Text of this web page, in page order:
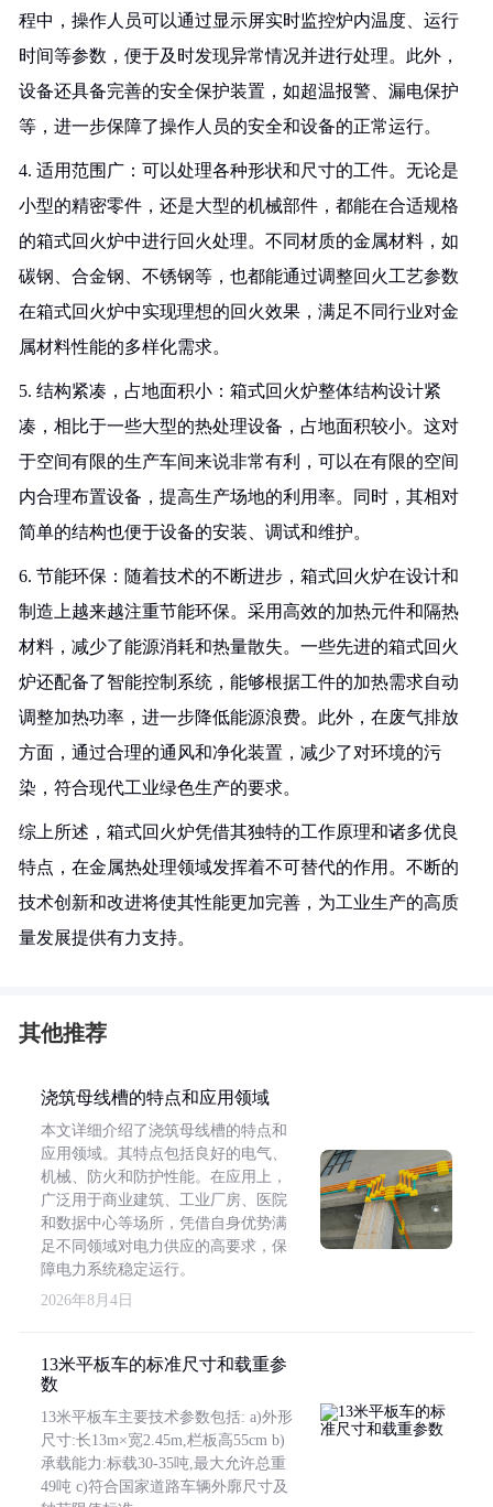
程中，操作人员可以通过显示屏实时监控炉内温度、运行
时间等参数，便于及时发现异常情况并进行处理。此外，
设备还具备完善的安全保护装置，如超温报警、漏电保护
等，进一步保障了操作人员的安全和设备的正常运行。
4. 适用范围广：可以处理各种形状和尺寸的工件。无论是
小型的精密零件，还是大型的机械部件，都能在合适规格
的箱式回火炉中进行回火处理。不同材质的金属材料，如
碳钢、合金钢、不锈钢等，也都能通过调整回火工艺参数
在箱式回火炉中实现理想的回火效果，满足不同行业对金
属材料性能的多样化需求。
5. 结构紧凑，占地面积小：箱式回火炉整体结构设计紧
凑，相比于一些大型的热处理设备，占地面积较小。这对
于空间有限的生产车间来说非常有利，可以在有限的空间
内合理布置设备，提高生产场地的利用率。同时，其相对
简单的结构也便于设备的安装、调试和维护。
6. 节能环保：随着技术的不断进步，箱式回火炉在设计和
制造上越来越注重节能环保。采用高效的加热元件和隔热
材料，减少了能源消耗和热量散失。一些先进的箱式回火
炉还配备了智能控制系统，能够根据工件的加热需求自动
调整加热功率，进一步降低能源浪费。此外，在废气排放
方面，通过合理的通风和净化装置，减少了对环境的污
染，符合现代工业绿色生产的要求。
综上所述，箱式回火炉凭借其独特的工作原理和诸多优良
特点，在金属热处理领域发挥着不可替代的作用。不断的
技术创新和改进将使其性能更加完善，为工业生产的高质
量发展提供有力支持。
其他推荐
浇筑母线槽的特点和应用领域
本文详细介绍了浇筑母线槽的特点和
应用领域。其特点包括良好的电气、
机械、防火和防护性能。在应用上，
广泛用于商业建筑、工业厂房、医院
和数据中心等场所，凭借自身优势满
足不同领域对电力供应的高要求，保
障电力系统稳定运行。
2026年8月4日
13米平板车的标准尺寸和载重参
数
13米平板车主要技术参数包括: a)外形
尺寸:长13m×宽2.45m,栏板高55cm b)
承载能力:标载30-35吨,最大允许总重
49吨 c)符合国家道路车辆外廓尺寸及